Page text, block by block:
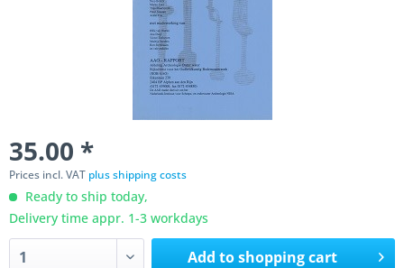
35.00 *
Prices incl. VAT plus shipping costs
Ready to ship today,
Delivery time appr. 1-3 workdays
Add toshopping cart